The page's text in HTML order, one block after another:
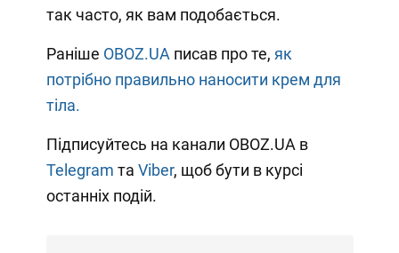
так часто, як вам подобається.
Раніше OBOZ.UA писав про те, як
потрібно правильно наносити крем для
тіла.
Підписуйтесь на канали OBOZ.UA в
Telegram та Viber, щоб бути в курсі
останніх подій.